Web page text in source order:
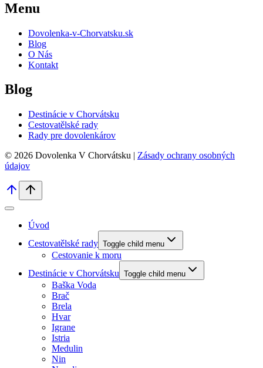
Menu
Dovolenka-v-Chorvatsku.sk
Blog
O Nás
Kontakt
Blog
Destinácie v Chorvátsku
Cestovatělské rady
Rady pre dovolenkárov
© 2026 Dovolenka V Chorvátsku | Zásady ochrany osobných
údajov
Úvod
Cestovatělské rady Toggle child menu
Cestovanie k moru
Destinácie v Chorvátsku Toggle child menu
Baška Voda
Brač
Brela
Hvar
Igrane
Istria
Medulin
Nin